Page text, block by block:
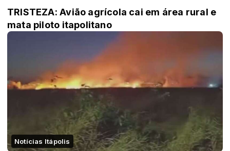
TRISTEZA: Avião agrícola cai em área rural e
mata piloto itapolitano
Notícias Itápolis